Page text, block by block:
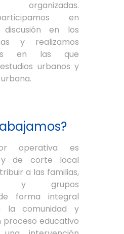
organizadas.
en
en los
y realizamos
en las que
urbanos y
operativa es
y de corte local
a las familias,
y grupos
forma integral
la comunidad y
proceso educativo